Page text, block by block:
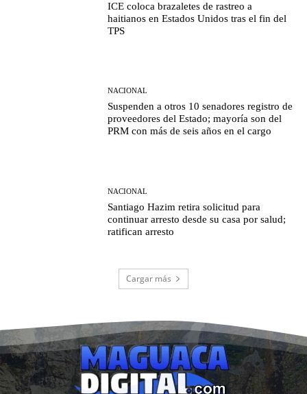
ICE coloca brazaletes de rastreo a
haitianos en Estados Unidos tras el fin del
TPS
NACIONAL
Suspenden a otros 10 senadores registro de
proveedores del Estado; mayoría son del
PRM con más de seis años en el cargo
NACIONAL
Santiago Hazim retira solicitud para
continuar arresto desde su casa por salud;
ratifican arresto
Cargar más